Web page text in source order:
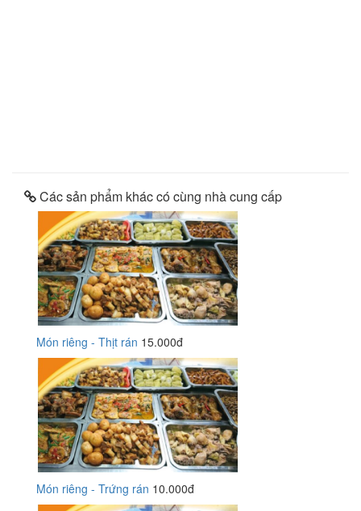
Các sản phẩm khác có cùng nhà cung cấp
Món riêng - Thịt rán 15.000đ
Món riêng - Trứng rán 10.000đ